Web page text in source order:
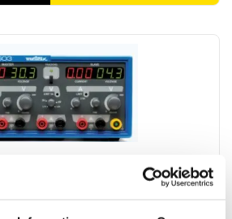
TILL
teknologin från Metrix fås effektivare och